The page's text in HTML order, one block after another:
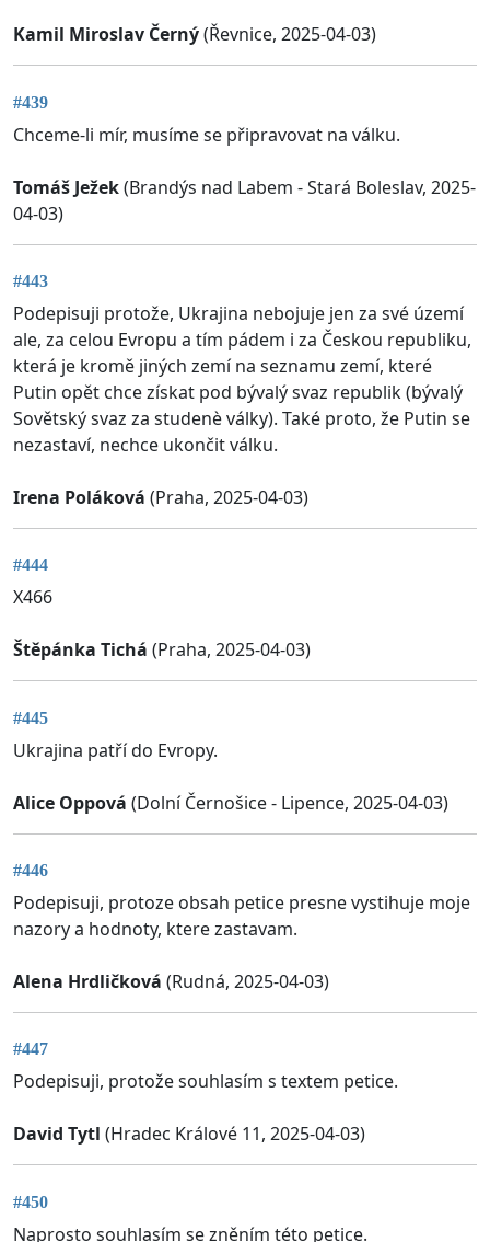
Kamil Miroslav Černý(Řevnice, 2025-04-03)
#439
Chceme-li mír, musíme se připravovat na válku.
Tomáš Ježek(Brandýs nad Labem - Stará Boleslav, 2025-
04-03)
#443
Podepisuji protože, Ukrajina nebojuje jen za své území
ale, za celou Evropu a tím pádem i za Českou republiku,
která je kromě jiných zemí na seznamu zemí, které
Putin opět chce získat pod bývalý svaz republik (bývalý
Sovětský svaz za studenè války). Také proto, že Putin se
nezastaví, nechce ukončit válku.
Irena Poláková (Praha, 2025-04-03)
#444
X466
Štěpánka Tichá (Praha, 2025-04-03)
#445
Ukrajina patří do Evropy.
Alice Oppová (Dolní Černošice - Lipence, 2025-04-03)
#446
Podepisuji, protoze obsah petice presne vystihuje moje
nazory a hodnoty, ktere zastavam.
Alena Hrdličková (Rudná, 2025-04-03)
#447
Podepisuji, protože souhlasím s textem petice.
David Tytl (Hradec Králové 11, 2025-04-03)
#450
Naprosto souhlasím se zněním této petice.